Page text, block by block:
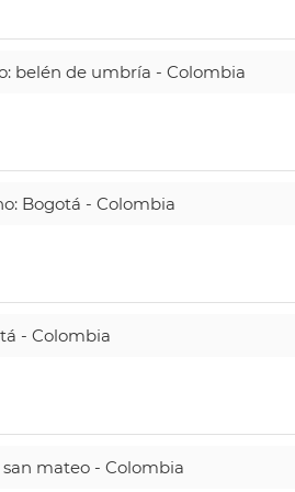
belén de umbría - Colombia
Bogotá - Colombia
- Colombia
mateo - Colombia